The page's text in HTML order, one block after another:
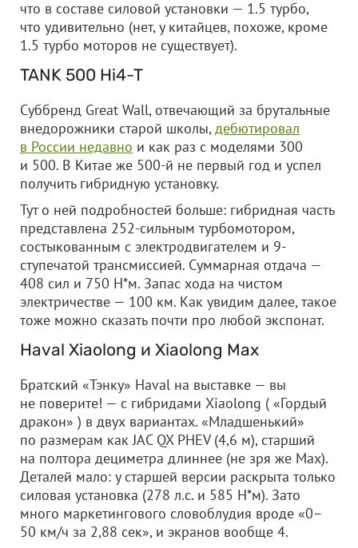
что в составе силовой установки — 1.5 турбо,
что удивительно (нет, у китайцев, похоже, кроме
1.5 турбо моторов не существует).
TANK 500 Hi4-T
Суббренд Great Wall, отвечающий за брутальные
внедорожники старой школы,дебютировал
в России недавно и как раз с моделями 300
и 500. В Китае же 500-й не первый год и успел
получить гибридную установку.
Тут о ней подробностей больше: гибридная часть
представлена 252-сильным турбомотором,
состыкованным с электродвигателем и 9-
ступечатой трансмиссией. Суммарная отдача —
408 сил и 750 Н*м. Запас хода на чистом
электричестве — 100 км. Как увидим далее, такое
тоже можно сказать почти про любой экспонат.
Haval Xiaolong и Xiaolong Max
Братский «Тэнку» Haval на выставке — вы
не поверите! — с гибридами Xiaolong ( «Гордый
дракон» ) в двух вариантах. «Младшенький»
по размерам как JAC QX PHEV (4,6 м), старший
на полтора дециметра длиннее (не зря же Max).
Деталей мало: у старшей версии раскрыта только
силовая установка (278 л.с. и 585 Н*м). Зато
много маркетингового словоблудия вроде «0–
50 км/ч за 2,88 сек», и экранов вообще 4.